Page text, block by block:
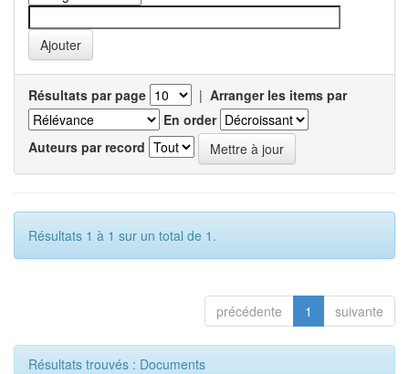
Résultats par page | Arranger les items par
En order
Auteurs par record
Résultats 1 à 1 sur un total de 1.
précédente 1 suivante
Résultats trouvés : Documents